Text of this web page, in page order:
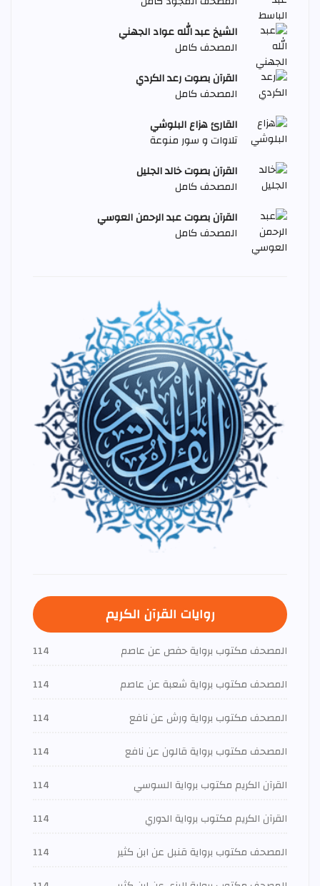
الشيخ عبد الله عواد الجهني
المصحف كامل
القرآن بصوت رعد الكردي
المصحف كامل
القارئ هزاع البلوشي
تلاوات و سور منوعة
القرآن بصوت خالد الجليل
المصحف كامل
القرآن بصوت عبد الرحمن العوسي
المصحف كامل
روايات القرآن الكريم
المصحف مكتوب برواية حفص عن عاصم
114
المصحف مكتوب برواية شعبة عن عاصم
114
المصحف مكتوب برواية ورش عن نافع
114
المصحف مكتوب برواية قالون عن نافع
114
القرآن الكريم مكتوب برواية السوسي
114
القرآن الكريم مكتوب برواية الدوري
114
المصحف مكتوب برواية قنبل عن ابن كثير
114